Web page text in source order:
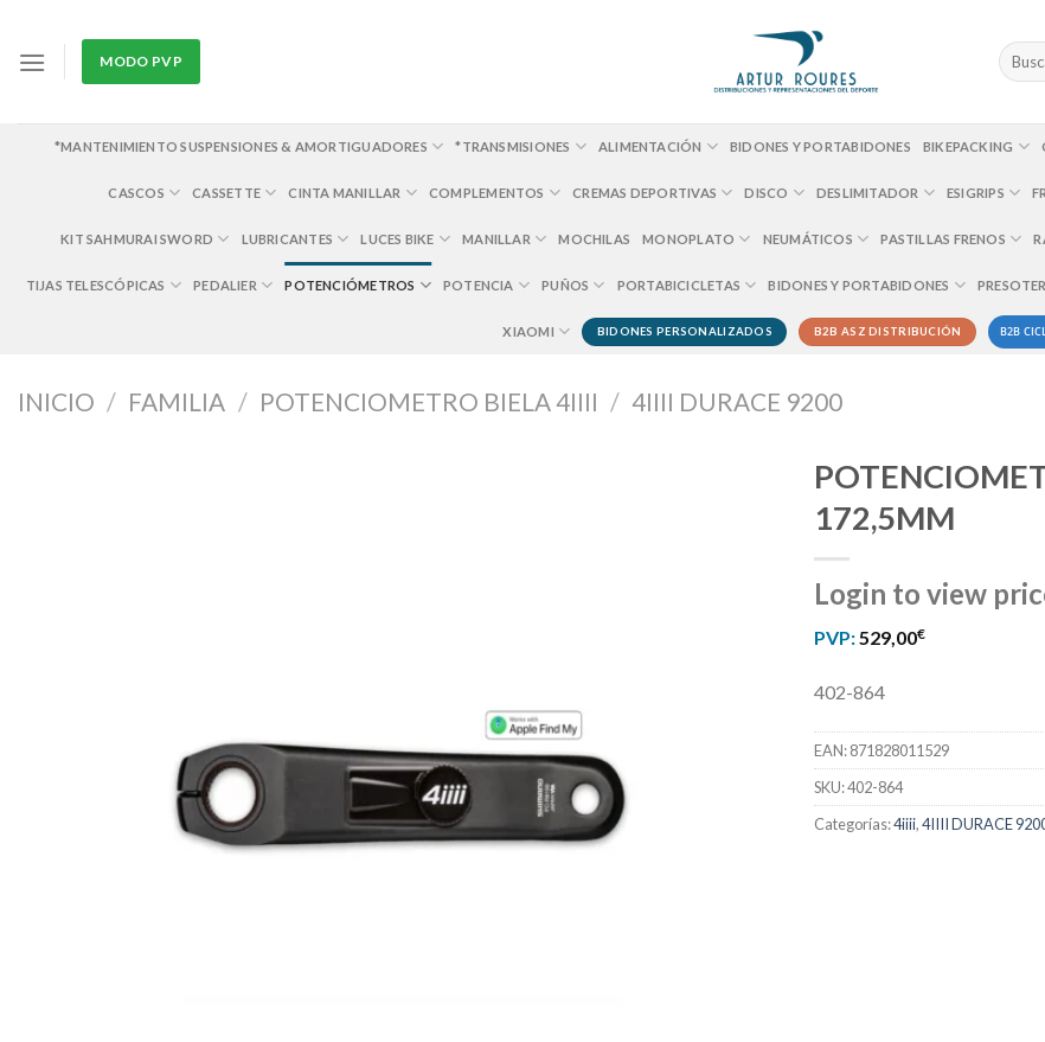
content
MODO PVP
Buscar
por:
*MANTENIMIENTO SUSPENSIONES & AMORTIGUADORES *TRANSMISIONES ALIMENTACIÓN BIDONES Y PORTABIDONES BIKEPACKING
CASCOS CASSETTE CINTA MANILLAR COMPLEMENTOS CREMAS DEPORTIVAS DISCO DESLIMITADOR ESIGRIPS
KIT SAHMURAI SWORD LUBRICANTES LUCES BIKE MANILLAR MOCHILAS MONOPLATO NEUMÁTICOS PASTILLAS FRENOS
TIJAS TELESCÓPICAS PEDALIER POTENCIÓMETROS POTENCIA PUÑOS PORTABICICLETAS BIDONES Y PORTABIDONES
XIAOMI BIDONES PERSONALIZADOS B2B ASZ DISTRIBUCIÓN B2B
INICIO / FAMILIA / POTENCIOMETRO BIELA 4IIII / 4IIII DURACE 9200
172,5MM
Login to view
PVP:529,00€
402-864
EAN:871828011529
SKU:402-864
Categorías:4iiii,4IIII DURACE